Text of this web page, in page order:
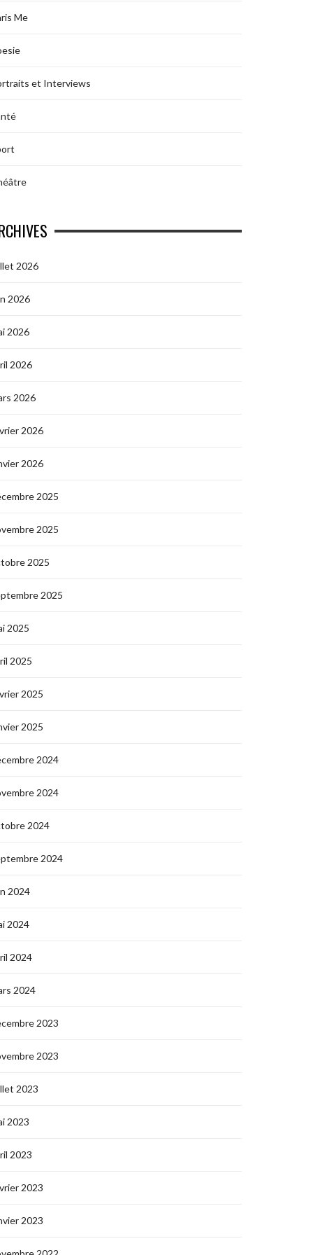
Me
et Interviews
2026
2026
2026
2026
2026
2026
2026
2025
2025
2025
2025
2025
2025
2025
2025
2024
2024
2024
2024
2024
2024
2024
2024
2023
2023
2023
2023
2023
2023
2023